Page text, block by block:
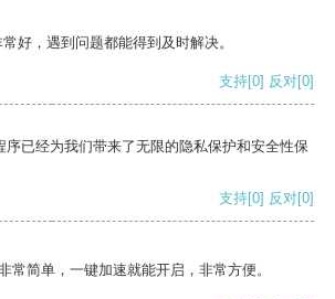
好，遇到问题都能得到及时解决。
支持[0] 反对[0]
序已经为我们带来了无限的隐私保护和安全性保
支持[0] 反对[0]
常简单，一键加速就能开启，非常方便。